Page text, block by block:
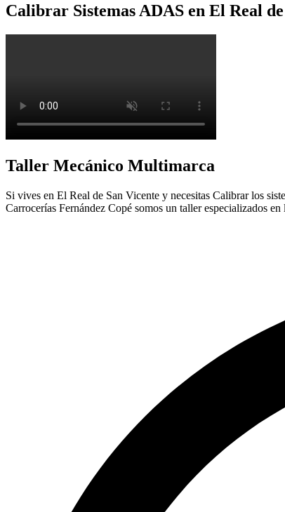
Calibrar Sistemas ADAS en El Real
Taller Mecánico Multimarca
Si vives en El Real de San Vicente y necesitas Calibrar los
Carrocerías Fernández Copé somos un taller especializados